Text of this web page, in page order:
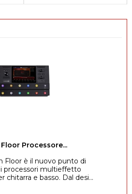
Processore...
Floor è il nuovo punto di
processori multieffetto
chitarra e basso. Dal desi...